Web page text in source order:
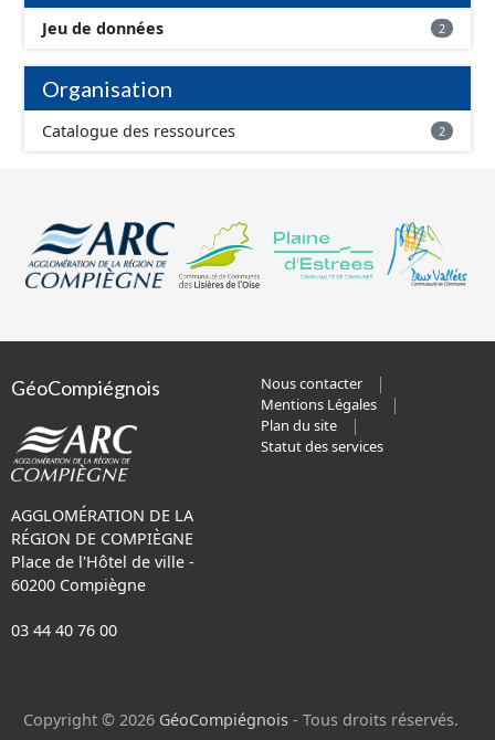
Jeu de données 2
Organisation
Catalogue des ressources 2
GéoCompiégnois
AGGLOMÉRATION DE LA
RÉGION DE COMPIÈGNE
Place de l'Hôtel de ville -
60200 Compiègne
03 44 40 76 00
Nous contacter
Mentions Légales
Plan du site
Statut des services
Copyright © 2026 GéoCompiégnois - Tous droits réservés.